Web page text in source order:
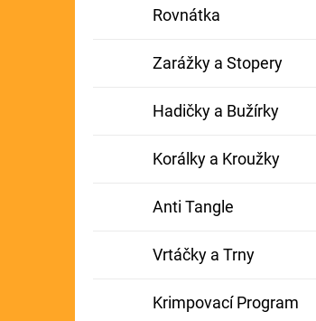
Rovnátka
Zarážky a Stopery
Hadičky a Bužírky
Korálky a Kroužky
Anti Tangle
Vrtáčky a Trny
Krimpovací Program